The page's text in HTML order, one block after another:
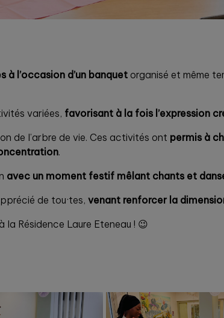
l’occasion d’un banquet organisé et même
variées, favorisant à la fois l’expression
de l’arbre de vie. Ces activités ont permis à
.
avec un moment festif mêlant chants et
de tou·tes, venant renforcer la
la Résidence Laure Eteneau ! 😉